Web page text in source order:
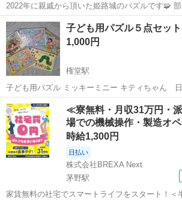
2022年に親戚から頂いた姫路城のパズルです🧩 部
ースの関係で、大事にしてくれる方にお譲りした
れるように紐がつけてあります。 貰ってから時間
に膨らみ等出てきてしまってい...
長野 長野市 村山駅 パズル
子ども用パズル５点セット
1,000円
権堂駅
子ども用パズル ミッキーミニー キティちゃん 日
アンパンマン ABC はらぺこあおむし 100均のジッパーケースもお付
けします。 子どもが使っていたものですので、
長野 長野市 権堂駅 パズル 子ども
≪寮無料・月収31万円・
場での機械操作・製造オ
時給1,300円
日払い
株式会社BREXA Next
茅野駅
家賃無料の社宅でスマートライフをスタート！＜